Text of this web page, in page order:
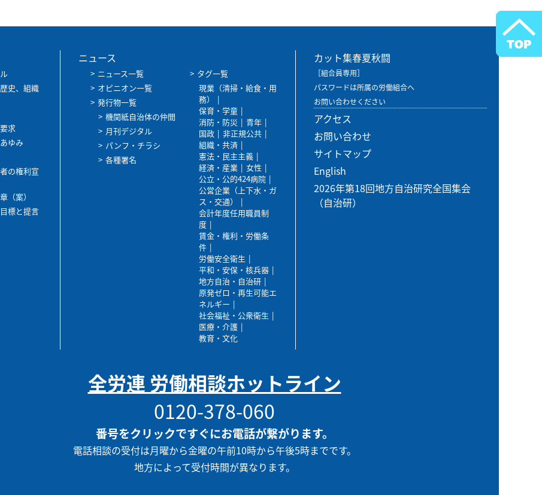
史、組織
求
ゆみ
の権利宣
（案）
標と提言
ニュース
ニュース一覧
オピニオン一覧
発行物一覧
機関紙自治体の仲間
月刊デジタル
パンフ・チラシ
各種署名
タグ一覧
現業（清掃・給食・用
務）
保育・学童
消防・防災
青年
国政
非正規公共
組織・共済
憲法・民主主義
経済・産業
女性
公立・公的424病院
公営企業（上下水・ガ
ス・交通）
会計年度任用職員制
度
賃金・権利・労働条
件
労働安全衛生
平和・安保・核兵器
地方自治・自治研
原発ゼロ・再生可能エ
ネルギー
社会福祉・公衆衛生
医療・介護
教育・文化
カット集春夏秋闘
［組合員専用］
パスワードは所属の労働組合へ
お問い合わせください
アクセス
お問い合わせ
サイトマップ
English
2026年第18回地方自治研究全国集会
（自治研）
全労連 労働相談ホットライン
0120-378-060
番号をクリックですぐにお電話が繋がります。
電話相談の受付は月曜から金曜の午前10時から午後5時までです。
地方によって受付時間が異なります。